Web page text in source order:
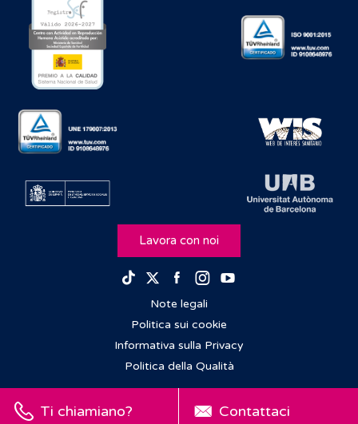
Ti chiamiano? Contattaci
Lavora con noi
TikTokTwitterFacebook
Instagram
Note legali
Politica sui cookie
Informativa sulla Privacy
Politica della Qualità